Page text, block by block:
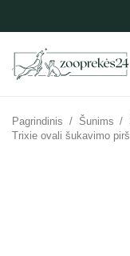
Pagrindinis / Šunims /
Trixie ovali šukavimo